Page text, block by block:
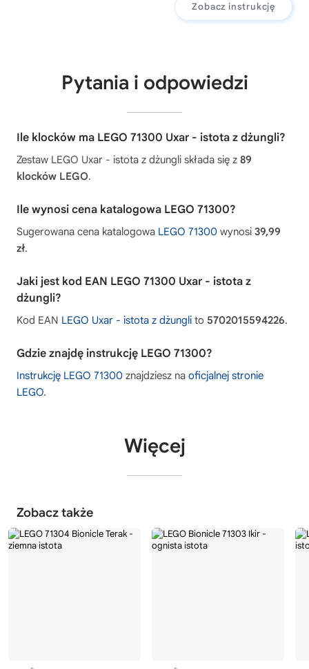
Zobacz instrukcję
Pytania i odpowiedzi
Ile klocków ma LEGO 71300 Uxar - istota z dżungli?
Zestaw LEGO Uxar - istota z dżungli składa się z 89
klocków LEGO.
Ile wynosi cena katalogowa LEGO 71300?
Sugerowana cena katalogowa LEGO 71300 wynosi 39,99
zł.
Jaki jest kod EAN LEGO 71300 Uxar - istota z
dżungli?
Kod EAN LEGO Uxar - istota z dżungli to 5702015594226.
Gdzie znajdę instrukcję LEGO 71300?
Instrukcję LEGO 71300 znajdziesz na oficjalnej stronie
LEGO.
Więcej
Zobacz także